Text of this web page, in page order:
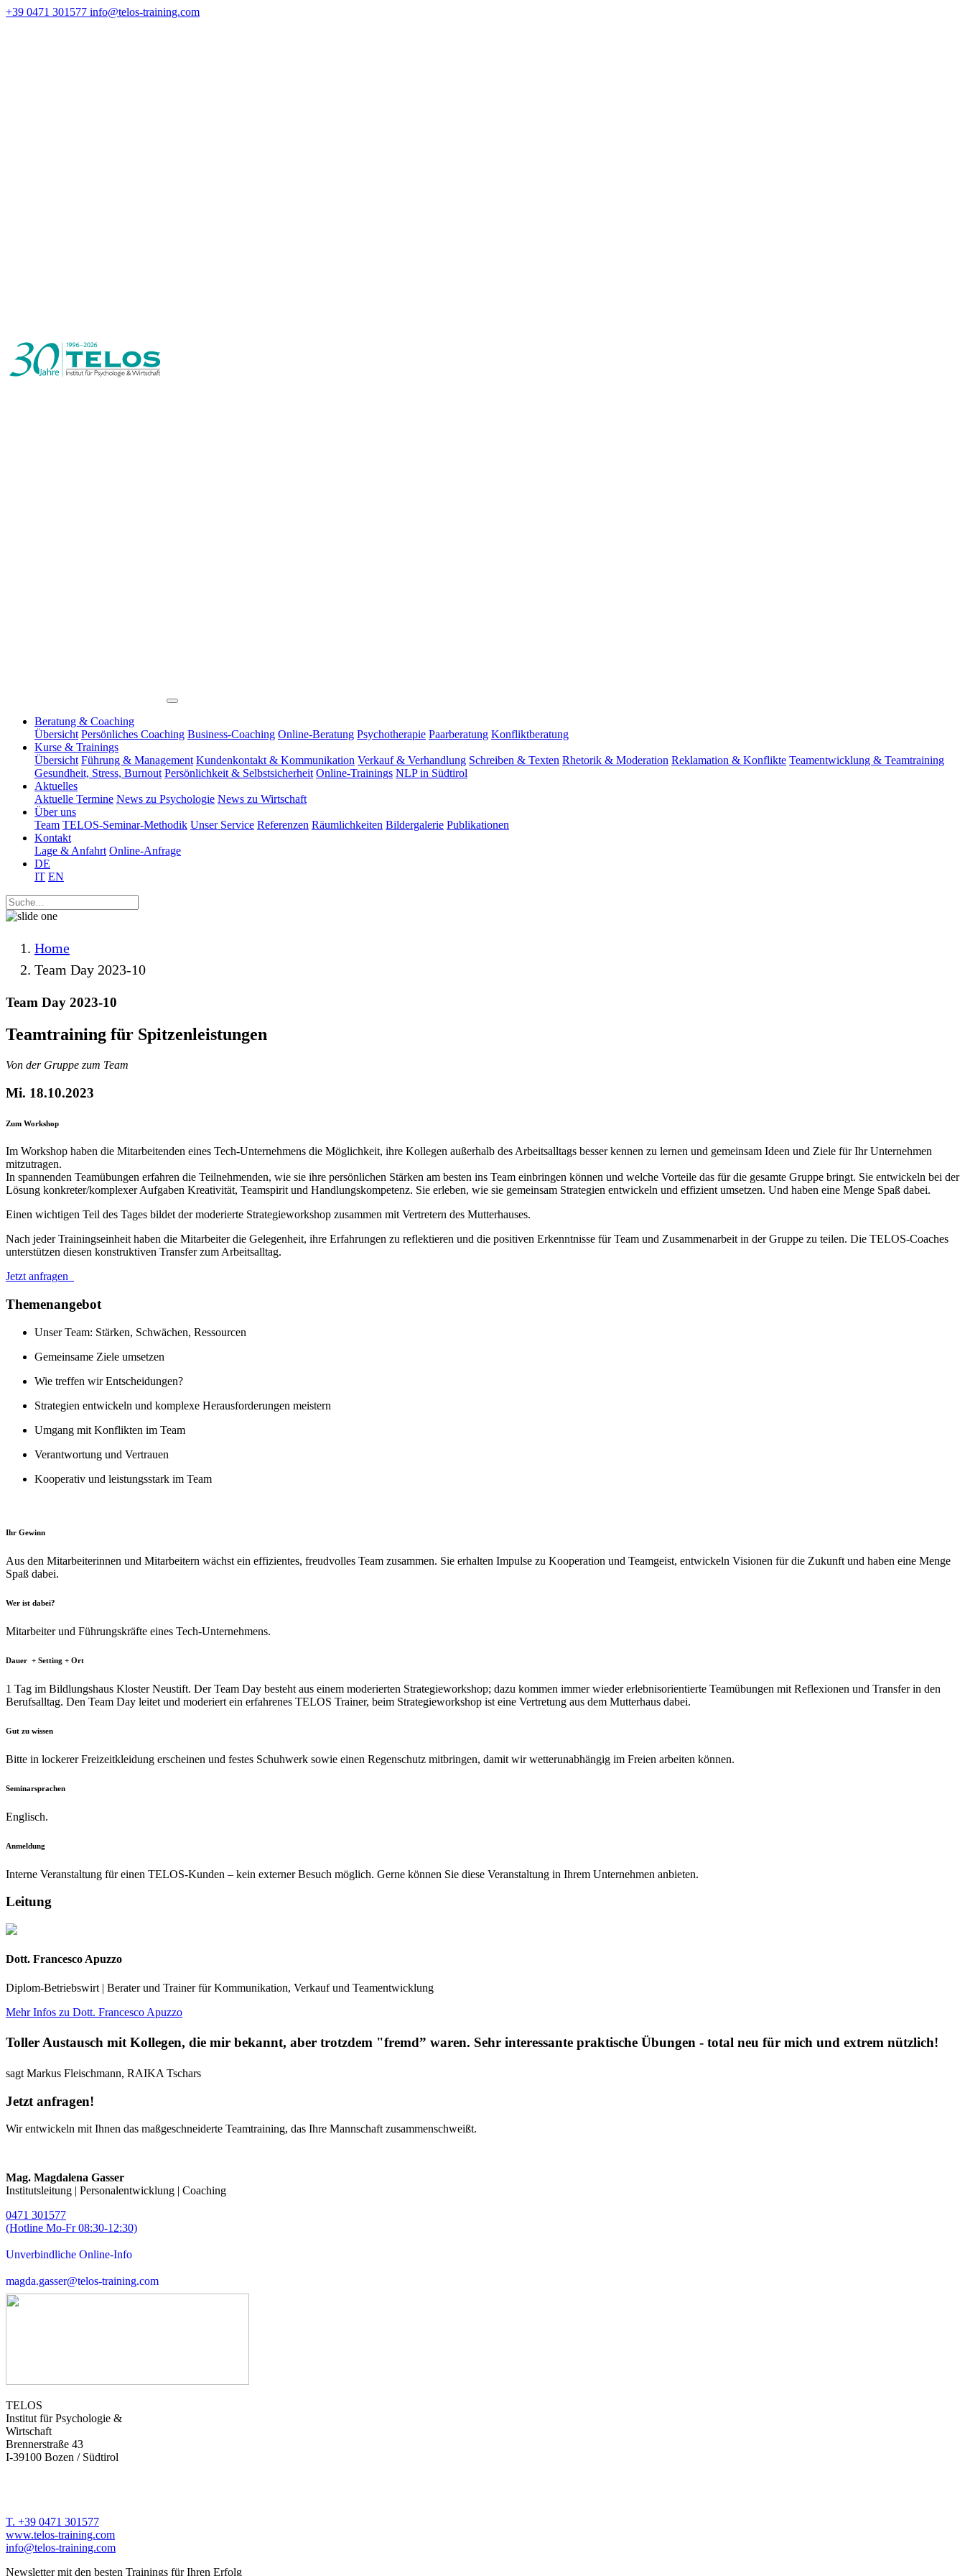
+39 0471 301577 info@telos-training.com
Beratung & Coaching
Übersicht Persönliches Coaching Business-Coaching Online-Beratung Psychotherapie Paarberatung Konfliktberatung
Kurse & Trainings
Übersicht Führung & Management Kundenkontakt & Kommunikation Verkauf & Verhandlung Schreiben & Texten Rhetorik & Moderation Reklamation & Konflikte Teamentwicklung & Teamtraining
Gesundheit, Stress, Burnout Persönlichkeit & Selbstsicherheit Online-Trainings NLP in Südtirol
Aktuelles
Aktuelle Termine News zu Psychologie News zu Wirtschaft
Über uns
Team TELOS-Seminar-Methodik Unser Service Referenzen Räumlichkeiten Bildergalerie Publikationen
Kontakt
Lage & Anfahrt Online-Anfrage
DE
IT EN
Home
Team Day 2023-10
Team Day 2023-10
Teamtraining für Spitzenleistungen
Von der Gruppe zum Team
Mi. 18.10.2023
Zum Workshop
Im Workshop haben die Mitarbeitenden eines Tech-Unternehmens die Möglichkeit, ihre Kollegen außerhalb des Arbeitsalltags besser kennen zu lernen und gemeinsam Ideen und Ziele für Ihr Unternehmen
mitzutragen.
In spannenden Teamübungen erfahren die Teilnehmenden, wie sie ihre persönlichen Stärken am besten ins Team einbringen können und welche Vorteile das für die gesamte Gruppe bringt. Sie entwickeln bei der
Lösung konkreter/komplexer Aufgaben Kreativität, Teamspirit und Handlungskompetenz. Sie erleben, wie sie gemeinsam Strategien entwickeln und effizient umsetzen. Und haben eine Menge Spaß dabei.
Einen wichtigen Teil des Tages bildet der moderierte Strategieworkshop zusammen mit Vertretern des Mutterhauses.
Nach jeder Trainingseinheit haben die Mitarbeiter die Gelegenheit, ihre Erfahrungen zu reflektieren und die positiven Erkenntnisse für Team und Zusammenarbeit in der Gruppe zu teilen. Die TELOS-Coaches
unterstützen diesen konstruktiven Transfer zum Arbeitsalltag.
Jetzt anfragen
Themenangebot
Unser Team: Stärken, Schwächen, Ressourcen
Gemeinsame Ziele umsetzen
Wie treffen wir Entscheidungen?
Strategien entwickeln und komplexe Herausforderungen meistern
Umgang mit Konflikten im Team
Verantwortung und Vertrauen
Kooperativ und leistungsstark im Team
Ihr Gewinn
Aus den Mitarbeiterinnen und Mitarbeitern wächst ein effizientes, freudvolles Team zusammen. Sie erhalten Impulse zu Kooperation und Teamgeist, entwickeln Visionen für die Zukunft und haben eine Menge
Spaß dabei.
Wer ist dabei?
Mitarbeiter und Führungskräfte eines Tech-Unternehmens.
Dauer + Setting + Ort
1 Tag im Bildlungshaus Kloster Neustift. Der Team Day besteht aus einem moderierten Strategieworkshop; dazu kommen immer wieder erlebnisorientierte Teamübungen mit Reflexionen und Transfer in den
Berufsalltag. Den Team Day leitet und moderiert ein erfahrenes TELOS Trainer, beim Strategieworkshop ist eine Vertretung aus dem Mutterhaus dabei.
Gut zu wissen
Bitte in lockerer Freizeitkleidung erscheinen und festes Schuhwerk sowie einen Regenschutz mitbringen, damit wir wetterunabhängig im Freien arbeiten können.
Seminarsprachen
Englisch.
Anmeldung
Interne Veranstaltung für einen TELOS-Kunden – kein externer Besuch möglich. Gerne können Sie diese Veranstaltung in Ihrem Unternehmen anbieten.
Leitung
Dott. Francesco Apuzzo
Diplom-Betriebswirt | Berater und Trainer für Kommunikation, Verkauf und Teamentwicklung
Mehr Infos zu Dott. Francesco Apuzzo
Toller Austausch mit Kollegen, die mir bekannt, aber trotzdem "fremd” waren. Sehr interessante praktische Übungen - total neu für mich und extrem nützlich!
sagt Markus Fleischmann, RAIKA Tschars
Jetzt anfragen!
Wir entwickeln mit Ihnen das maßgeschneiderte Teamtraining, das Ihre Mannschaft zusammenschweißt.
Mag. Magdalena Gasser
Institutsleitung | Personalentwicklung | Coaching
0471 301577
(Hotline Mo-Fr 08:30-12:30)
Unverbindliche Online-Info
magda.gasser@telos-training.com
TELOS
Institut für Psychologie &
Wirtschaft
Brennerstraße 43
I-39100 Bozen / Südtirol
T. +39 0471 301577
www.telos-training.com
info@telos-training.com
Newsletter mit den besten Trainings für Ihren Erfolg